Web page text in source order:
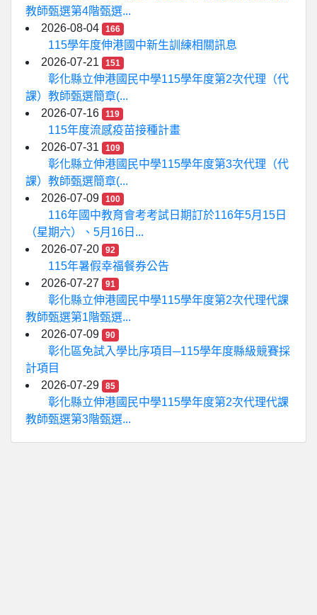
教師甄選第4階甄選...
2026-08-04
166
115學年度伸港國中新生訓練相關訊息
2026-07-21
151
彰化縣立伸港國民中學115學年度第2次代理（代
課）教師甄選簡章(...
2026-07-16
119
115年度流感疫苗接種計畫
2026-07-31
109
彰化縣立伸港國民中學115學年度第3次代理（代
課）教師甄選簡章(...
2026-07-09
100
116年國中教育會考考試日期訂於116年5月15日
（星期六）、5月16日...
2026-07-20
92
115年暑假幸福餐券公告
2026-07-27
91
彰化縣立伸港國民中學115學年度第2次代理代課
教師甄選第1階甄選...
2026-07-09
90
彰化區免試入學比序項目─115學年度縣級競賽採
計項目
2026-07-29
85
彰化縣立伸港國民中學115學年度第2次代理代課
教師甄選第3階甄選...